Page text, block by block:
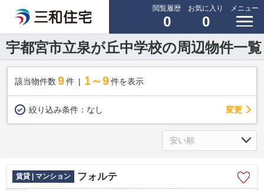
閲覧履歴
0
お気に入り
0
メニュー
宇都宮市立泉が丘中学校の周辺物件一覧
該当物件数 9件 1～9 件を表示
絞り込み条件： なし 変更
賃貸 | マンション フォルテ